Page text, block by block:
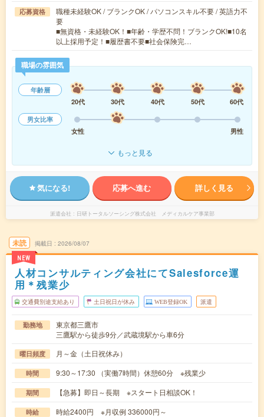
応募資格
職種未経験OK / ブランクOK / パソコンスキル不要 / 英語力不
要
■無資格・未経験OK！■年齢・学歴不問！ブランクOK!■10名
以上採用予定！■履歴書不要■社会保険完…
職場の雰囲気
年齢層
20代
30代 40代 50代
60代
男女比率
女性
男性
もっと見る
気になる! 応募へ進む 詳しく見る
派遣会社 日研トータルソーシング株式会社 メディカルケア事業部
未読
NEW
掲載日 2026/08/07
人材コンサルティング会社にてSalesforce運
用＊残業少
交通費別途支給あり 土日祝日が休み WEB登録OK 派遣
勤務地
東京都三鷹市
三鷹駅から徒歩9分／武蔵境駅から車6分
曜日頻度 月～金（土日祝休み）
時間 9:30～17:30 （実働7時間）休憩60分 ※残業少
期間 【急募】即日～長期 ※スタート日相談OK！
時給 時給2400円 ※月収例 336000円～